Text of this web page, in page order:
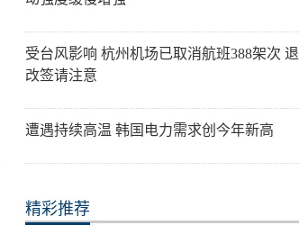
受台风影响 杭州机场已取消航班388架次 退
改签请注意
遭遇持续高温 韩国电力需求创今年新高
精彩推荐